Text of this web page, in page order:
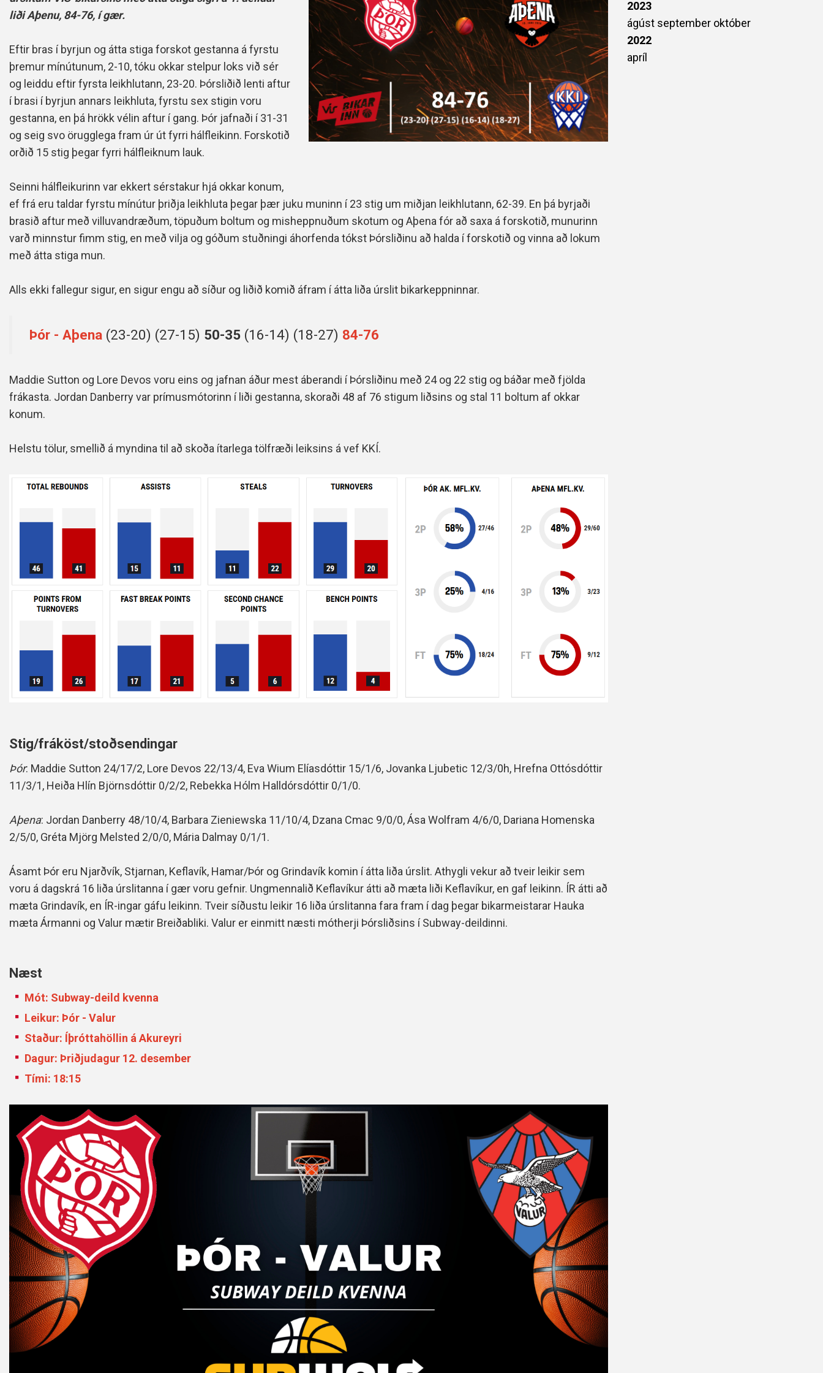
Handbók aðalstjórnar Þórs
Ársskýrslur
liði Aþenu, 84-76, í gær.
Eftir bras í byrjun og átta stiga forskot gestanna á fyrstu
þremur mínútunum, 2-10, tóku okkar stelpur loks við sér
og leiddu eftir fyrsta leikhlutann, 23-20. Þórsliðið lenti aftur
í brasi í byrjun annars leikhluta, fyrstu sex stigin voru
gestanna, en þá hrökk vélin aftur í gang. Þór jafnaði í 31-31
og seig svo örugglega fram úr út fyrri hálfleikinn. Forskotið
orðið 15 stig þegar fyrri hálfleiknum lauk.
Seinni hálfleikurinn var ekkert sérstakur hjá okkar konum,
ef frá eru taldar fyrstu mínútur þriðja leikhluta þegar þær juku muninn í 23 stig um miðjan leikhlutann, 62-39. En þá byrjaði
brasið aftur með villuvandræðum, töpuðum boltum og misheppnuðum skotum og Aþena fór að saxa á forskotið, munurinn
varð minnstur fimm stig, en með vilja og góðum stuðningi áhorfenda tókst Þórsliðinu að halda í forskotið og vinna að lokum
með átta stiga mun.
Alls ekki fallegur sigur, en sigur engu að síður og liðið komið áfram í átta liða úrslit bikarkeppninnar.
Þór - Aþena (23-20) (27-15) 50-35 (16-14) (18-27) 84-76
Maddie Sutton og Lore Devos voru eins og jafnan áður mest áberandi í Þórsliðinu með 24 og 22 stig og báðar með fjölda
frákasta. Jordan Danberry var prímusmótorinn í liði gestanna, skoraði 48 af 76 stigum liðsins og stal 11 boltum af okkar
konum.
Helstu tölur, smellið á myndina til að skoða ítarlega tölfræði leiksins á vef KKÍ.
Stig/fráköst/stoðsendingar
Þór: Maddie Sutton 24/17/2, Lore Devos 22/13/4, Eva Wium Elíasdóttir 15/1/6, Jovanka Ljubetic 12/3/0h, Hrefna Ottósdóttir
11/3/1, Heiða Hlín Björnsdóttir 0/2/2, Rebekka Hólm Halldórsdóttir 0/1/0.
Aþena: Jordan Danberry 48/10/4, Barbara Zieniewska 11/10/4, Dzana Cmac 9/0/0, Ása Wolfram 4/6/0, Dariana Homenska
2/5/0, Gréta Mjörg Melsted 2/0/0, Mária Dalmay 0/1/1.
Ásamt Þór eru Njarðvík, Stjarnan, Keflavík, Hamar/Þór og Grindavík komin í átta liða úrslit. Athygli vekur að tveir leikir sem
voru á dagskrá 16 liða úrslitanna í gær voru gefnir. Ungmennalið Keflavíkur átti að mæta liði Keflavíkur, en gaf leikinn. ÍR átti að
mæta Grindavík, en ÍR-ingar gáfu leikinn. Tveir síðustu leikir 16 liða úrslitanna fara fram í dag þegar bikarmeistarar Hauka
mæta Ármanni og Valur mætir Breiðabliki. Valur er einmitt næsti mótherji Þórsliðsins í Subway-deildinni.
Næst
Mót: Subway-deild kvenna
Leikur: Þór - Valur
Staður: Íþróttahöllin á Akureyri
Dagur: Þriðjudagur 12. desember
Tími: 18:15
2023
ágúst september október
2022
apríl